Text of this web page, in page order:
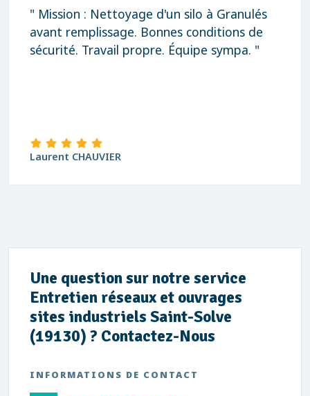
" Mission : Nettoyage d'un silo à Granulés
avant remplissage. Bonnes conditions de
sécurité. Travail propre. Équipe sympa. "
Laurent CHAUVIER
Une question sur notre service
Entretien réseaux et ouvrages
sites industriels Saint-Solve
(19130) ? Contactez-Nous
INFORMATIONS DE CONTACT